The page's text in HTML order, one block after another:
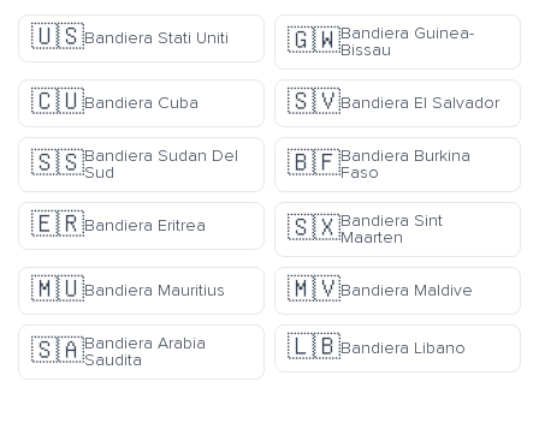
🇺🇸Bandiera Stati Uniti 🇬🇼Bandiera Guinea-
Bissau
🇨🇺Bandiera Cuba 🇸🇻Bandiera El Salvador
🇸🇸Bandiera Sudan Del
Sud
🇧🇫Bandiera Burkina
Faso
🇪🇷Bandiera Eritrea 🇸🇽Bandiera Sint
Maarten
🇲🇺Bandiera Mauritius 🇲🇻Bandiera Maldive
🇸🇦Bandiera Arabia
Saudita
🇱🇧Bandiera Libano